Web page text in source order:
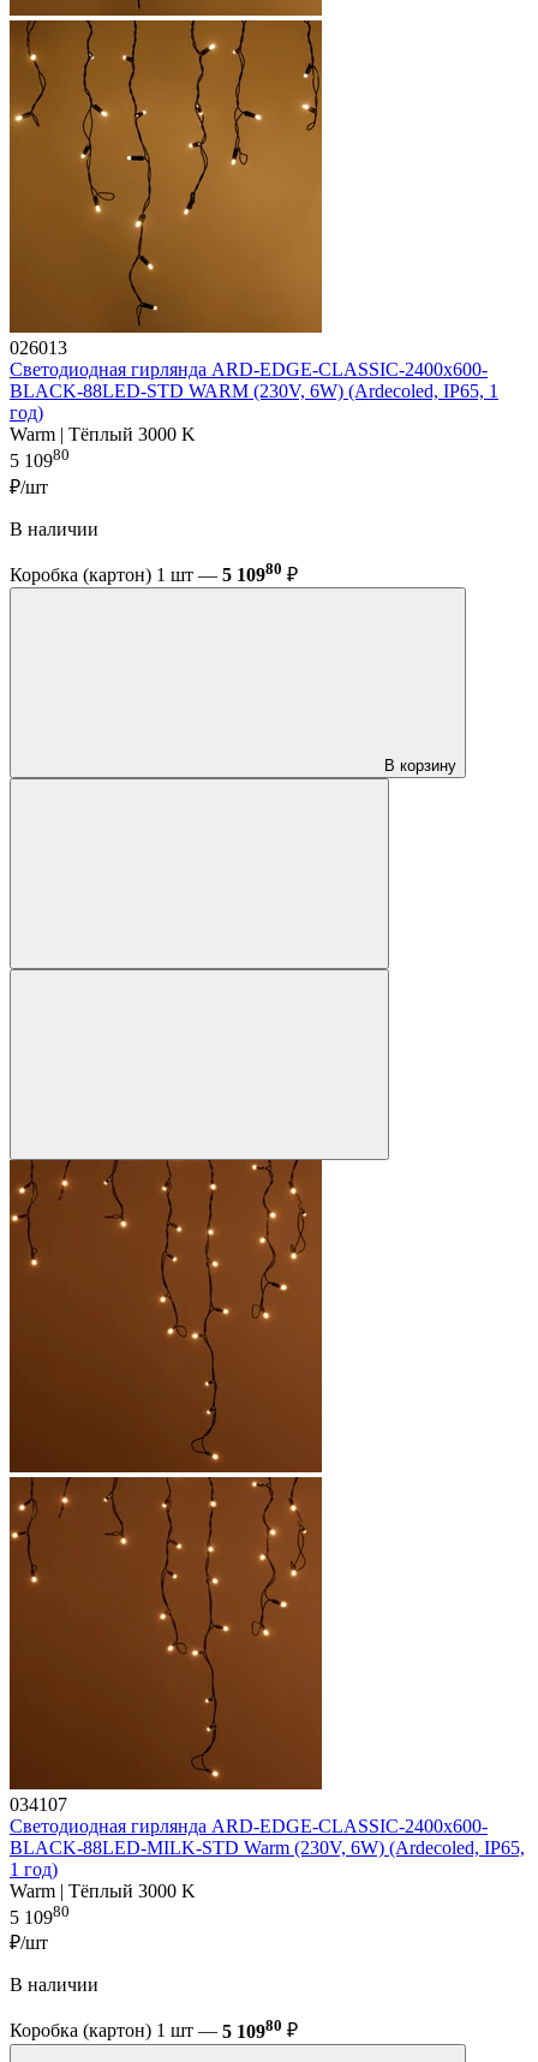
026013
Светодиодная гирлянда ARD-EDGE-CLASSIC-2400x600-
BLACK-88LED-STD WARM (230V, 6W) (Ardecoled, IP65, 1
год)
Warm | Тёплый 3000 K
5 10980
₽/шт
В наличии
Коробка (картон) 1 шт — 5 10980 ₽
В корзину
034107
Светодиодная гирлянда ARD-EDGE-CLASSIC-2400x600-
BLACK-88LED-MILK-STD Warm (230V, 6W) (Ardecoled, IP65,
1 год)
Warm | Тёплый 3000 K
5 10980
₽/шт
В наличии
Коробка (картон) 1 шт — 5 10980 ₽